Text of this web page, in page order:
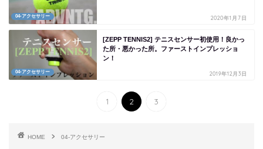
04-アクセサリー 2020年1月7日
04-アクセサリー
[ZEPP TENNIS2] テニスセンサー初使用！良かっ
た所・悪かった所。ファーストインプレッショ
ン！
2019年12月3日
1 2 3
HOME 04-アクセサリー